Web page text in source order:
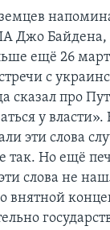
Джо Байдена,
ещё 26
с
сказал про
у
эти слова
так. Но ещё
слова не
внятной